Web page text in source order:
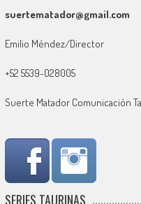
suertematador@gmail.com
Emilio Méndez/Director
+52 5539-028005
Suerte Matador Comunicación
SERIES TAURINAS